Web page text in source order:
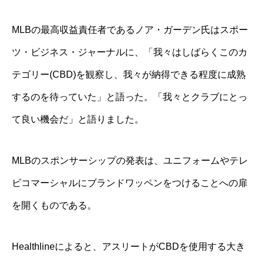
MLBの最高収益責任者であるノア・ガーデン氏はスポー
ツ・ビジネス・ジャーナルに、「我々はしばらくこのカ
テゴリー(CBD)を観察し、我々が納得できる程度に成熟
するのを待っていた」と語った。「我々とクラブにとっ
て良い機会だ」と語りました。
MLBのスポンサーシップの発表は、ユニフォームやテレ
ビコマーシャルにブランドワッペンをつけることへの扉
を開くものである。
Healthlineによると、アスリートがCBDを使用する大き